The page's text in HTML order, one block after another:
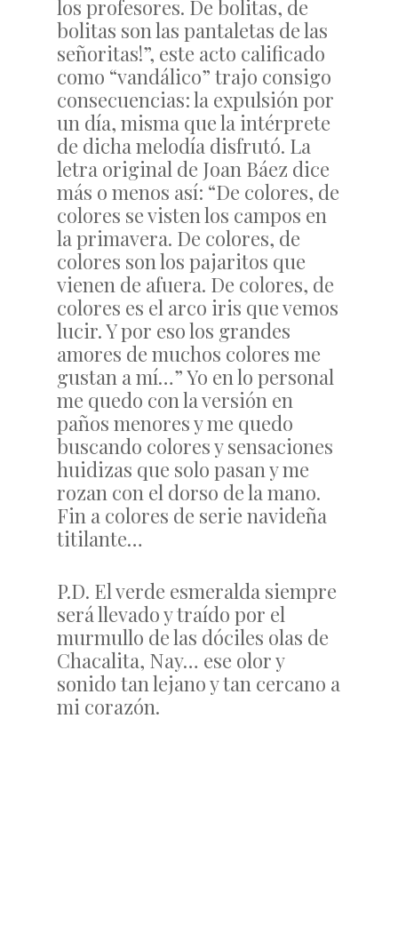
los profesores. De bolitas, de
bolitas son las pantaletas de las
señoritas!”, este acto calificado
como “vandálico” trajo consigo
consecuencias: la expulsión por
un día, misma que la intérprete
de dicha melodía disfrutó. La
letra original de Joan Báez dice
más o menos así: “De colores, de
colores se visten los campos en
la primavera. De colores, de
colores son los pajaritos que
vienen de afuera. De colores, de
colores es el arco iris que vemos
lucir. Y por eso los grandes
amores de muchos colores me
gustan a mí…” Yo en lo personal
me quedo con la versión en
paños menores y me quedo
buscando colores y sensaciones
huidizas que solo pasan y me
rozan con el dorso de la mano.
Fin a colores de serie navideña
titilante…
P.D. El verde esmeralda siempre
será llevado y traído por el
murmullo de las dóciles olas de
Chacalita, Nay… ese olor y
sonido tan lejano y tan cercano a
mi corazón.